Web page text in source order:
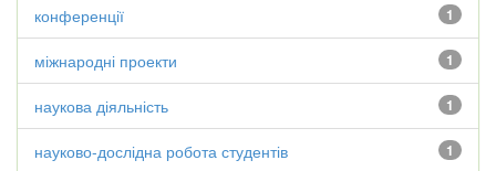
1
конференції
1
міжнародні проекти
1
наукова діяльність
1
науково-дослідна робота студентів